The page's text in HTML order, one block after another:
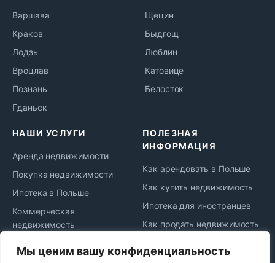
Мы ценим вашу конфиденциальность
Варшава
Краков
Лодзь
Вроцлав
Познань
Гданьск
Щецин
Быдгощ
Люблин
Катовице
Белосток
НАШИ УСЛУГИ
Аренда недвижимости
Покупка недвижимости
Ипотека в Польше
Коммерческая
недвижимость
сопровождение
ПОЛЕЗНАЯ
ИНФОРМАЦИЯ
Как арендовать в Польше
Как купить недвижимость
Ипотека для иностранцев
Как продать недвижимость
Новости рынка